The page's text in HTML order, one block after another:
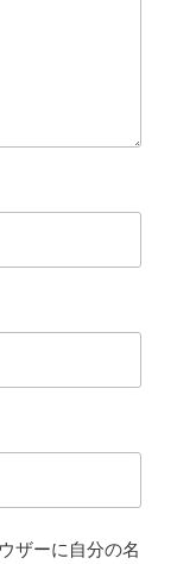
ザーに自分の名